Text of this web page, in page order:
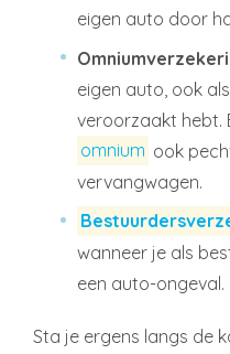
eigen auto door
eigen auto, ook
veroorzaakt hebt.
omnium ook
vervangwagen.
wanneer je als
een auto-ongeval.
Sta je ergens langs de